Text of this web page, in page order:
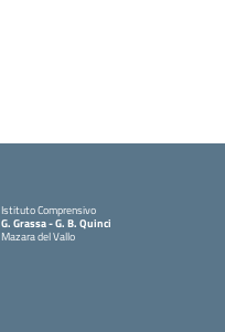
Istituto Comprensivo
G. Grassa - G. B. Quinci
Mazara del Vallo